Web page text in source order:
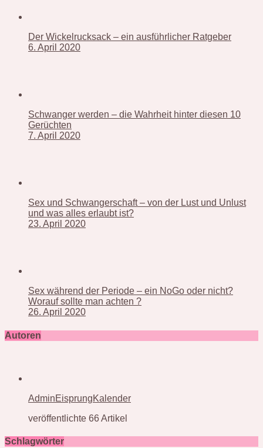
Der Wickelrucksack – ein ausführlicher Ratgeber
6. April 2020
Schwanger werden – die Wahrheit hinter diesen 10
Gerüchten
7. April 2020
Sex und Schwangerschaft – von der Lust und Unlust
und was alles erlaubt ist?
23. April 2020
Sex während der Periode – ein NoGo oder nicht?
Worauf sollte man achten ?
26. April 2020
Autoren
AdminEisprungKalender
veröffentlichte 66 Artikel
Schlagwörter